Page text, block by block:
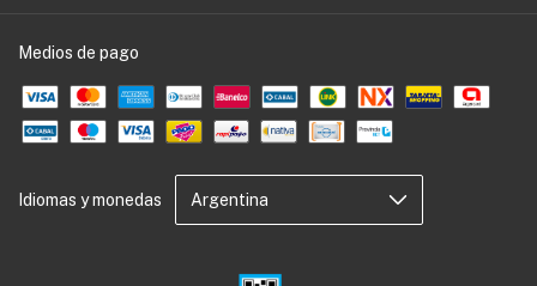
Medios de pago
Idiomas y monedas